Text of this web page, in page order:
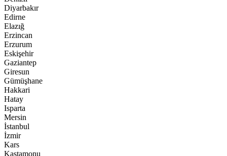
Diyarbakır
Edirne
Elazığ
Erzincan
Erzurum
Eskişehir
Gaziantep
Giresun
Gümüşhane
Hakkari
Hatay
Isparta
Mersin
İstanbul
İzmir
Kars
Kastamonu